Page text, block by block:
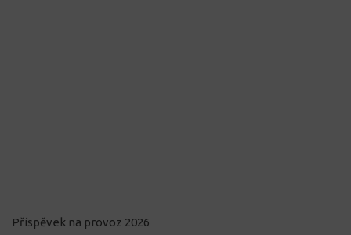
Příspěvek na provoz 2026